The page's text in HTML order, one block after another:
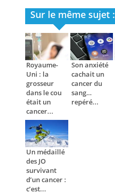
Sur le même sujet :
Royaume-
Uni : la
grosseur
dans le cou
était un
cancer...
Son anxiété
cachait un
cancer du
sang…
repéré...
Un médaillé
des JO
survivant
d’un cancer :
c’est...